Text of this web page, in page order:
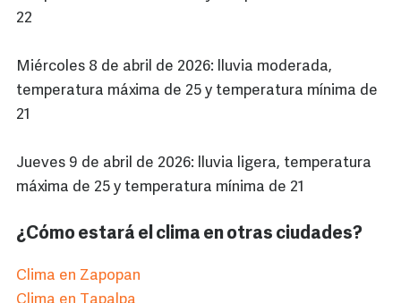
22
Miércoles 8 de abril de 2026: lluvia moderada,
temperatura máxima de 25 y temperatura mínima de
21
Jueves 9 de abril de 2026: lluvia ligera, temperatura
máxima de 25 y temperatura mínima de 21
¿Cómo estará el clima en otras ciudades?
Clima en Zapopan